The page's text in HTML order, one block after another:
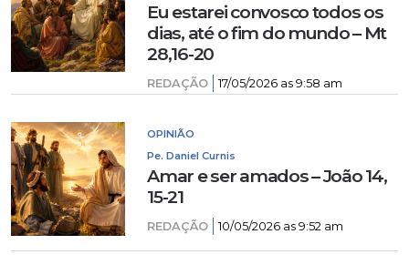
Eu estarei convosco todos os
dias, até o fim do mundo – Mt
28,16-20
REDAÇÃO 17/05/2026 as 9:58 am
OPINIÃO
Pe. Daniel Curnis
Amar e ser amados – João 14,
15-21
REDAÇÃO 10/05/2026 as 9:52 am